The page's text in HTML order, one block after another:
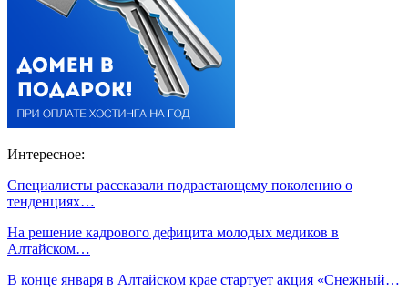
Интересное:
Специалисты рассказали подрастающему поколению о
тенденциях…
На решение кадрового дефицита молодых медиков в
Алтайском…
В конце января в Алтайском крае стартует акция «Снежный…